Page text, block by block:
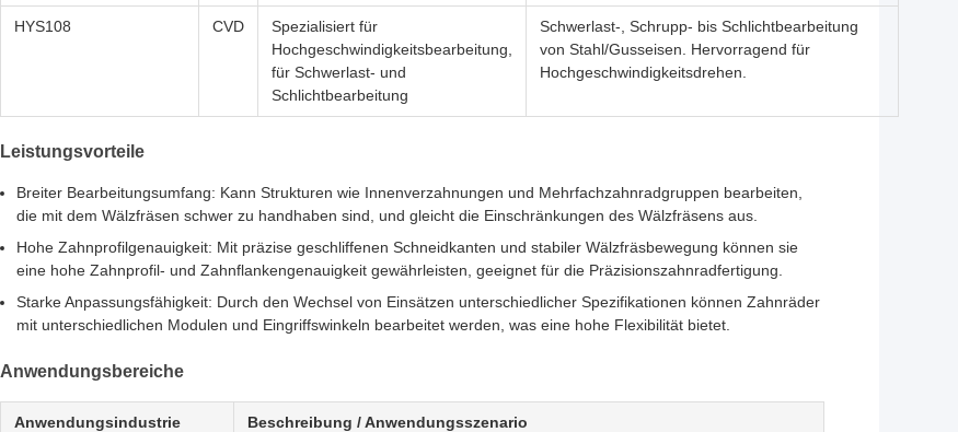
HYS108 CVD
Spezialisiert für
Hochgeschwindigkeitsbearbeitung,
für Schwerlast- und
Schlichtbearbeitung
Schwerlast-, Schrupp- bis Schlichtbearbeitung
von Stahl/Gusseisen. Hervorragend für
Hochgeschwindigkeitsdrehen.
Leistungsvorteile
Breiter Bearbeitungsumfang: Kann Strukturen wie Innenverzahnungen und Mehrfachzahnradgruppen bearbeiten,
die mit dem Wälzfräsen schwer zu handhaben sind, und gleicht die Einschränkungen des Wälzfräsens aus.
Hohe Zahnprofilgenauigkeit: Mit präzise geschliffenen Schneidkanten und stabiler Wälzfräsbewegung können sie
eine hohe Zahnprofil- und Zahnflankengenauigkeit gewährleisten, geeignet für die Präzisionszahnradfertigung.
Starke Anpassungsfähigkeit: Durch den Wechsel von Einsätzen unterschiedlicher Spezifikationen können Zahnräder
mit unterschiedlichen Modulen und Eingriffswinkeln bearbeitet werden, was eine hohe Flexibilität bietet.
Anwendungsbereiche
Anwendungsindustrie Beschreibung / Anwendungsszenario